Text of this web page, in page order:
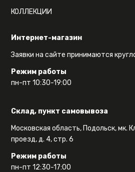
Интернет-магазин
Заявки на сайте принимаются
Режим работы
пн-пт 10:30-19:00
Склад, пункт самовывоза
Московская область, Подольск, мк.
проезд, д. 4, стр. 6
Режим работы
пн-пт 12:30-17:00
КОЛЛЕКЦИИ